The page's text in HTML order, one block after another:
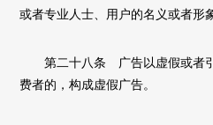
或者专业人士、用户的名义或者形
第二十八条 广告以虚假或者引
费者的，构成虚假广告。